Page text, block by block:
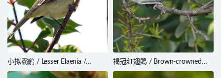
小拟霸鹟 / Lesser Elaenia /
Elaenia chiriquensis
褐冠红翅鵙 / Brown-crowned
Tchagra / Tchagra australis